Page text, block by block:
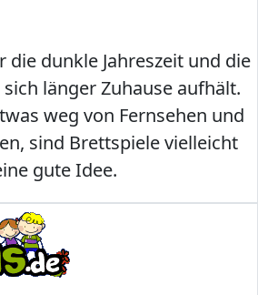
die dunkle Jahreszeit und die
länger Zuhause aufhält.
weg von Fernsehen und
sind Brettspiele vielleicht
gute Idee.